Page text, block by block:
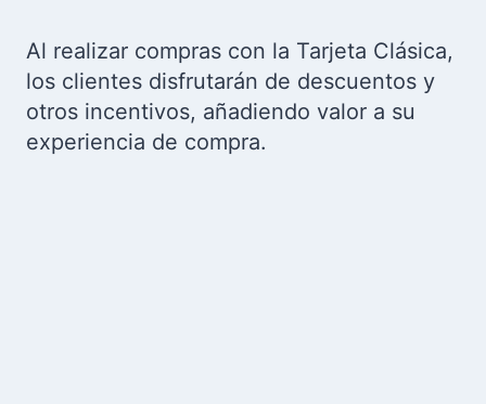
Al realizar compras con la Tarjeta Clásica,
los clientes disfrutarán de descuentos y
otros incentivos, añadiendo valor a su
experiencia de compra.